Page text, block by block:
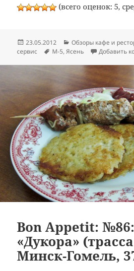
(всего оценок: 5,
Опубликовано
23.05.2012 Рубрики
Обзоры кафе и
сервис
Метки
М-5,Ясень Добавить
Bon Appetit:
«Дукора»
Минск-Гомель,